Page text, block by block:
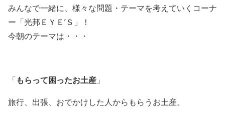
みんなで一緒に、様々な問題・テーマを考えていくコーナ
ー「光邦ＥＹＥ’Ｓ」！
今朝のテーマは・・・
「もらって困ったお土産 」
旅行、出張、おでかけした人からもらうお土産。